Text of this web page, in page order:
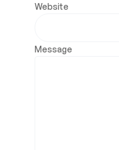
Website
Message